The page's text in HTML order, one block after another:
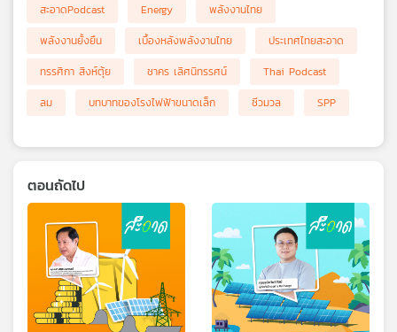
สะอาดPodcast
Energy
พลังงานไทย
พลังงานยั้งยืน
เบื้องหลังพลังงานไทย
ประเทศไทยสะอาด
ทรรศิกา สิงห์ตุ้ย
ชาคร เลิศนิทรรศน์
Thai Podcast
ลม
บทบาทของโรงไฟฟ้าขนาดเล็ก ชีวมวล SPP
ตอนถัดไป